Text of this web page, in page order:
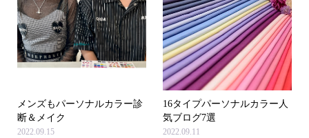
メンズもパーソナルカラー診
断＆メイク
2022.09.15
16タイプパーソナルカラー人
気ブログ7選
2022.09.11